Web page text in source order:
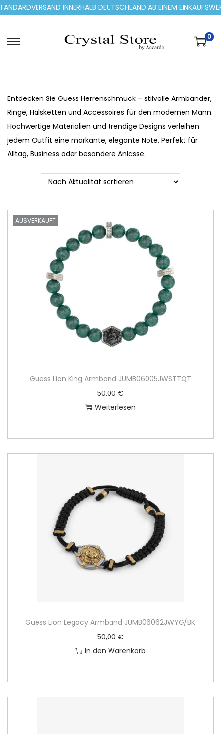
INNERHALB DEUTSCHLAND AB EINEM EINKAUFSWERT
t
o
n
a
v
i
g
t
i
o
t
o
c
o
n
t
e
t
0
Entdecken Sie Guess Herrenschmuck – stilvolle Armbänder,
Ringe, Halsketten und Accessoires für den modernen Mann.
Hochwertige Materialien und trendige Designs verleihen
jedem Outfit eine markante, elegante Note. Perfekt für
Alltag, Business oder besondere Anlässe.
AUSVERKAUFT
Guess Lion King Armband JUMB06005JWSTTQT
50,00 €
Weiterlesen
Guess Lion Legacy Armband JUMB06062JWYG/BK
50,00 €
In den Warenkorb